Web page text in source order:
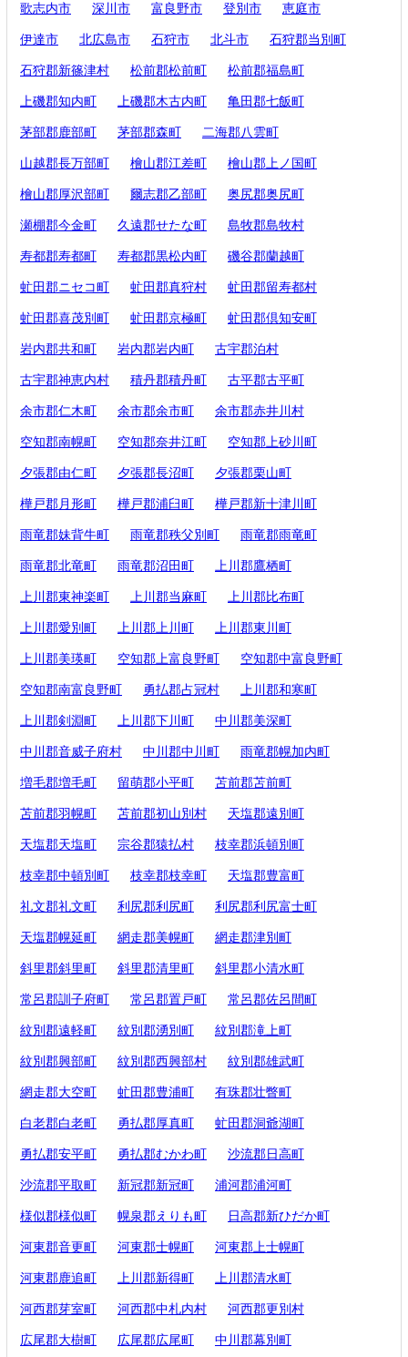
歌志内市 深川市 富良野市 登別市 恵庭市
伊達市 北広島市 石狩市 北斗市 石狩郡当別町
石狩郡新篠津村 松前郡松前町 松前郡福島町
上磯郡知内町 上磯郡木古内町 亀田郡七飯町
茅部郡鹿部町 茅部郡森町 二海郡八雲町
山越郡長万部町 檜山郡江差町 檜山郡上ノ国町
檜山郡厚沢部町 爾志郡乙部町 奥尻郡奥尻町
瀬棚郡今金町 久遠郡せたな町 島牧郡島牧村
寿都郡寿都町 寿都郡黒松内町 磯谷郡蘭越町
虻田郡ニセコ町 虻田郡真狩村 虻田郡留寿都村
虻田郡喜茂別町 虻田郡京極町 虻田郡倶知安町
岩内郡共和町 岩内郡岩内町 古宇郡泊村
古宇郡神恵内村 積丹郡積丹町 古平郡古平町
余市郡仁木町 余市郡余市町 余市郡赤井川村
空知郡南幌町 空知郡奈井江町 空知郡上砂川町
夕張郡由仁町 夕張郡長沼町 夕張郡栗山町
樺戸郡月形町 樺戸郡浦臼町 樺戸郡新十津川町
雨竜郡妹背牛町 雨竜郡秩父別町 雨竜郡雨竜町
雨竜郡北竜町 雨竜郡沼田町 上川郡鷹栖町
上川郡東神楽町 上川郡当麻町 上川郡比布町
上川郡愛別町 上川郡上川町 上川郡東川町
上川郡美瑛町 空知郡上富良野町 空知郡中富良野町
空知郡南富良野町 勇払郡占冠村 上川郡和寒町
上川郡剣淵町 上川郡下川町 中川郡美深町
中川郡音威子府村 中川郡中川町 雨竜郡幌加内町
増毛郡増毛町 留萌郡小平町 苫前郡苫前町
苫前郡羽幌町 苫前郡初山別村 天塩郡遠別町
天塩郡天塩町 宗谷郡猿払村 枝幸郡浜頓別町
枝幸郡中頓別町 枝幸郡枝幸町 天塩郡豊富町
礼文郡礼文町 利尻郡利尻町 利尻郡利尻富士町
天塩郡幌延町 網走郡美幌町 網走郡津別町
斜里郡斜里町 斜里郡清里町 斜里郡小清水町
常呂郡訓子府町 常呂郡置戸町 常呂郡佐呂間町
紋別郡遠軽町 紋別郡湧別町 紋別郡滝上町
紋別郡興部町 紋別郡西興部村 紋別郡雄武町
網走郡大空町 虻田郡豊浦町 有珠郡壮瞥町
白老郡白老町 勇払郡厚真町 虻田郡洞爺湖町
勇払郡安平町 勇払郡むかわ町 沙流郡日高町
沙流郡平取町 新冠郡新冠町 浦河郡浦河町
様似郡様似町 幌泉郡えりも町 日高郡新ひだか町
河東郡音更町 河東郡士幌町 河東郡上士幌町
河東郡鹿追町 上川郡新得町 上川郡清水町
河西郡芽室町 河西郡中札内村 河西郡更別村
広尾郡大樹町 広尾郡広尾町 中川郡幕別町